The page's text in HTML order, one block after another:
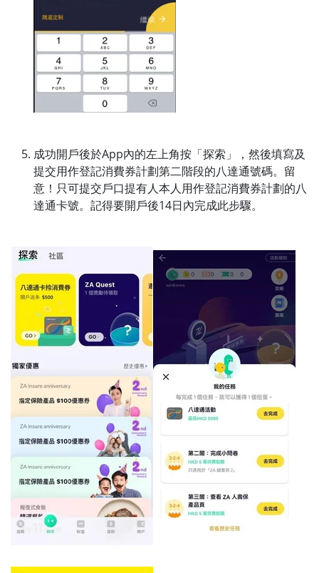
成功開戶後於App內的左上角按「探索」，然後填寫及
提交用作登記消費券計劃第二階段的八達通號碼。留
意！只可提交戶口提有人本人用作登記消費券計劃的八
達通卡號。記得要開戶後14日內完成此步驟。